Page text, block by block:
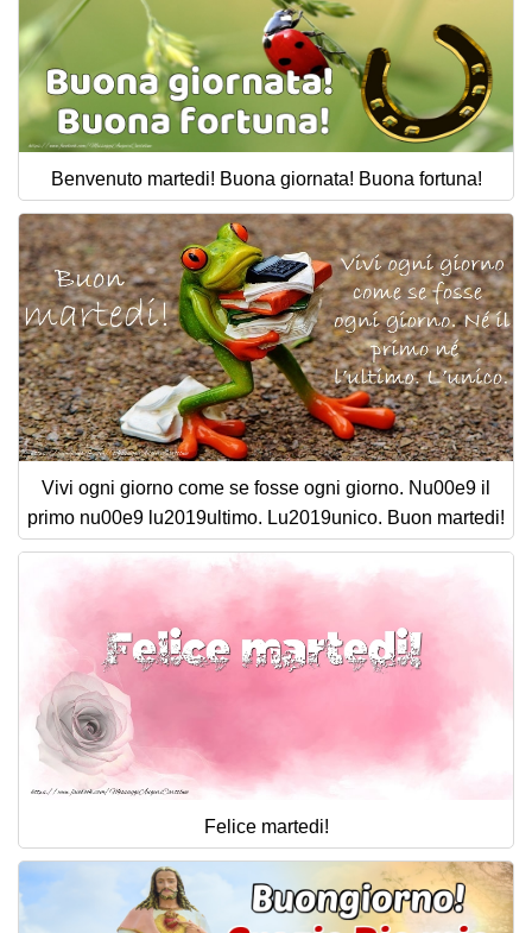
Benvenuto martedi! Buona giornata! Buona fortuna!
Vivi ogni giorno come se fosse ogni giorno. Nu00e9 il
primo nu00e9 lu2019ultimo. Lu2019unico. Buon martedi!
Felice martedi!